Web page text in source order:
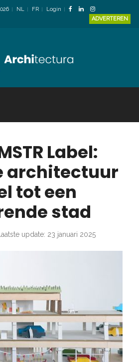
NL FR
Login
ADVERTEREN
Label:
architectuur
tot een
stad
update: 23 januari 2025